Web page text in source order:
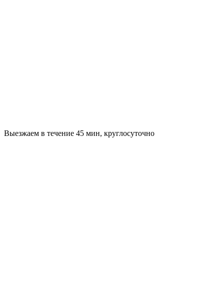
Выезжаем в течение 45 мин, круглосуточно